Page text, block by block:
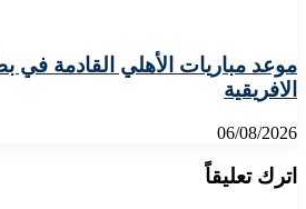
موعد مباريات الأهلي القادمة في
الافريقية
06/08/2026
اترك تعليقاً